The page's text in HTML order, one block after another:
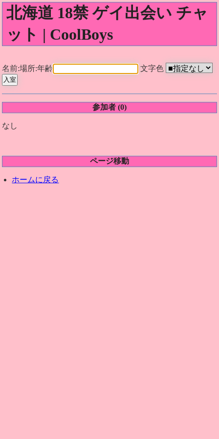
北海道 18禁 ゲイ出会い チャ
ット | CoolBoys
名前:場所:年齢 文字色
参加者 (0)
なし
ページ移動
ホームに戻る